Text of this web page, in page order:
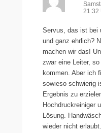
21:32
Servus, das ist bei
und ganz ehrlich?
machen wir das!
zwar eine Leiter,
kommen. Aber ich
sowieso schwierig
Ergebnis zu
Hochdruckreiniger
Lösung.
wieder nicht